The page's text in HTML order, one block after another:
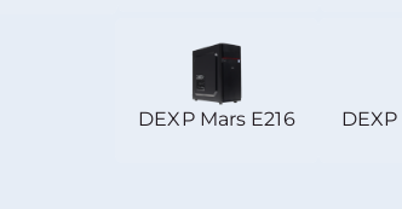
DEXP Mars E216